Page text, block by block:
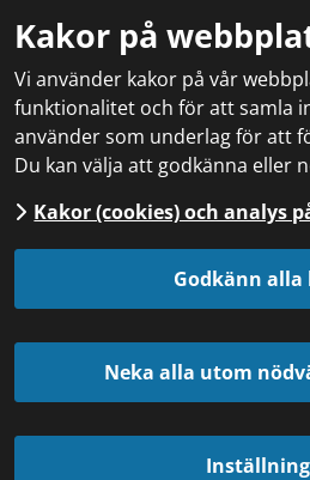
Kakor på
Vi använder kakor på vår
funktionalitet och för att samla
använder som underlag för att
Du kan välja att godkänna eller
Kakor (cookies) och analys
Godkänn alla
Neka alla utom